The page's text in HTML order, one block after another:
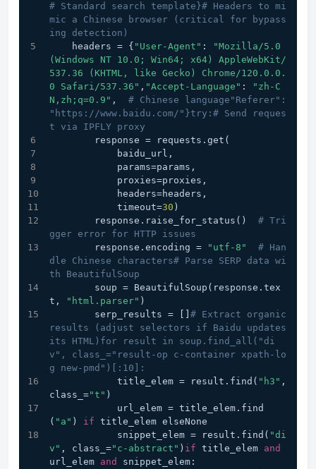
# Standard search template}# Headers to mi
mic a Chinese browser (critical for bypass
ing detection)
    headers = {
"User-Agent" :
"Mozilla/5.0
(Windows NT 10.0; Win64; x64) AppleWebKit/
537.36 (KHTML, like Gecko) Chrome/120.0.0.
0 Safari/537.36" , "Accept-Language" :
"zh-C
N,zh;q=0.9" , # Chinese language"Referer":
"https://www.baidu.com/"}try:# Send reques
t via IPFLY proxy
        response = requests.get(
            baidu_url,
            params=params,
            proxies=proxies,
            headers=headers,
            timeout=
30 )
        response.raise_for_status()
# Tri
gger error for HTTP issues
        response.encoding =
"utf-8"
# Han
dle Chinese characters# Parse SERP data wi
th BeautifulSoup
t,
"html.parser" )
        serp_results = []
# Extract organic
results (adjust selectors if Baidu updates
its HTML)for result in soup.find_all("di
v", class_="result-op c-container xpath-lo
g new-pmd")[:10]:
            title_elem = result.find(
"h3" ,
class_="t" )
( "a" ) if title_elem elseNone
            snippet_elem = result.find(
"di
v" , class_="c-abstract" ) if title_elem and
url_elem and
snippet_elem: